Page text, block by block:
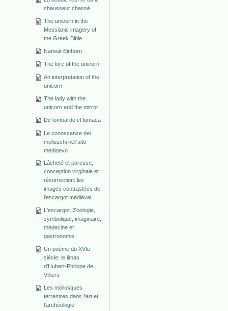
chausseur chassé
The unicorn in the
Messianic imagery of
the Greek Bible
Narwal-Einhorn
The lore of the unicorn
An interpretation of the
unicorn
The lady with the
unicorn and the mirror
De lombardo et lumaca
Le conoscenze dei
molluschi nell'alto
medioevo
Lâcheté et paresse,
conception virginale et
résurrection: les
images contrastées de
l'escargot médiéval
L'escargot. Zoologie,
symbolique, imaginaire,
médecine et
gastronomie
Un poème du XVIe
siècle: le limas
d'Hubert-Philippe de
Villiers
Les mollusques
terrestres dans l'art et
l'archéologie